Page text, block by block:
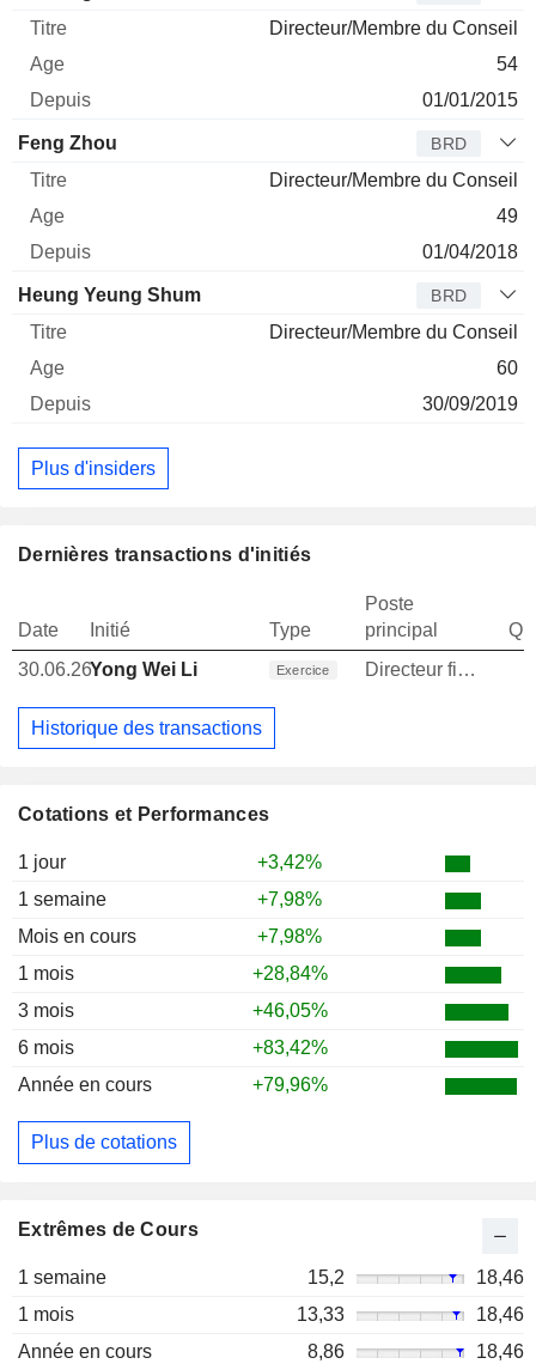
Cotations et Performances
1 jour
+3,42%
1 semaine
+7,98%
Mois en cours
+7,98%
1 mois
+28,84%
3 mois
+46,05%
6 mois
+83,42%
Année en cours
+79,96%
Plus de cotations
Extrêmes de Cours
1 semaine 15,2
18,46
1 mois
13,33
18,46
Année en cours
8,86
18,46
Directeur/Membre du Conseil
54
01/01/2015
Feng Zhou BRD
Directeur/Membre du Conseil
49
01/04/2018
Heung Yeung Shum BRD
Directeur/Membre du Conseil
60
30/09/2019
Plus d'insiders
Dernières transactions d'initiés
Date Initié Type
Poste
principal
30.06.26Yong Wei Li Exercice Directeur financier
Historique des transactions